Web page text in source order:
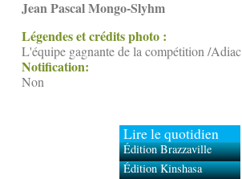
Jean Pascal Mongo-Slyhm
Légendes et crédits photo :
L'équipe gagnante de la compétition /Adiac
Notification:
Non
Lire le quotidien
Édition Brazzaville
Édition Kinshasa